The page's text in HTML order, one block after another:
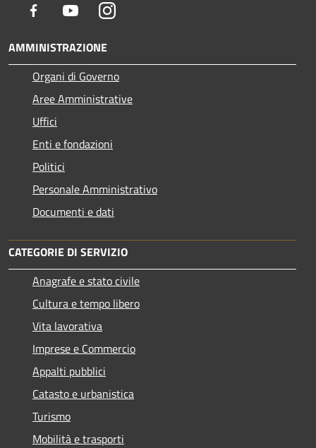
Facebook YoutubeInstagram
AMMINISTRAZIONE
Organi di Governo
Aree Amministrative
Uffici
Enti e fondazioni
Politici
Personale Amministrativo
Documenti e dati
CATEGORIE DI SERVIZIO
Anagrafe e stato civile
Cultura e tempo libero
Vita lavorativa
Imprese e Commercio
Appalti pubblici
Catasto e urbanistica
Turismo
Mobilità e trasporti